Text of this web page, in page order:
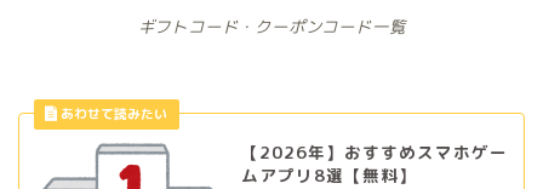
ギフトコード・クーポンコード一覧
【2026年】おすすめスマホゲー
ムアプリ8選【無料】